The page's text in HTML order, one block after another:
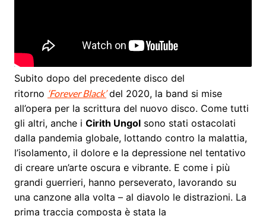
Subito dopo del precedente disco del
ritorno ‘Forever Black’del 2020, la band si mise
all’opera per la scrittura del nuovo disco. Come tutti
gli altri, anche i Cirith Ungolsono stati ostacolati
dalla pandemia globale, lottando contro la malattia,
l’isolamento, il dolore e la depressione nel tentativo
di creare un’arte oscura e vibrante. E come i più
grandi guerrieri, hanno perseverato, lavorando su
una canzone alla volta – al diavolo le distrazioni. La
prima traccia composta è stata la